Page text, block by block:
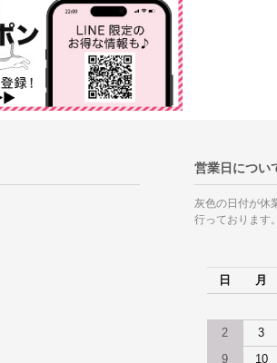
営業日につい
灰色の日付が休
行っております。
日
月
2 3
9 10